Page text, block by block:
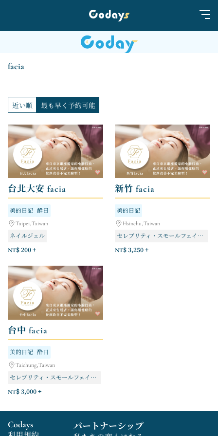
facia
近い順 最も早く予約可能
台北大安 facia
美的日記 酔日
Taipei,Taiwan
ネイルジェル
NT$ 200 +
新竹 facia
美的日記
Hsinchu,Taiwan
セレブリティ・スモールフェイス・シリーズコース
NT$ 3,250 +
台中 facia
美的日記 酔日
Taichung,Taiwan
セレブリティ・スモールフェイス・シリーズコース
NT$ 3,000 +
Codays パートナーシップ